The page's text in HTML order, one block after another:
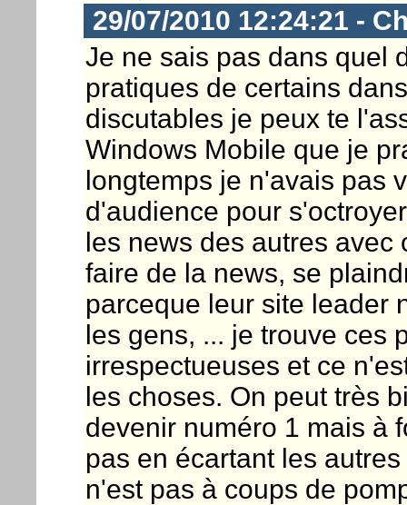
29/07/2010 12:24:21 -
Je ne sais pas dans quel
pratiques de certains
discutables je peux te
Windows Mobile que je
longtemps je n'avais pas
d'audience pour
les news des autres
faire de la news, se
parceque leur site leader
les gens, ... je trouve ces
irrespectueuses et ce
les choses. On peut très
devenir numéro 1 mais à
pas en écartant les
n'est pas à coups de